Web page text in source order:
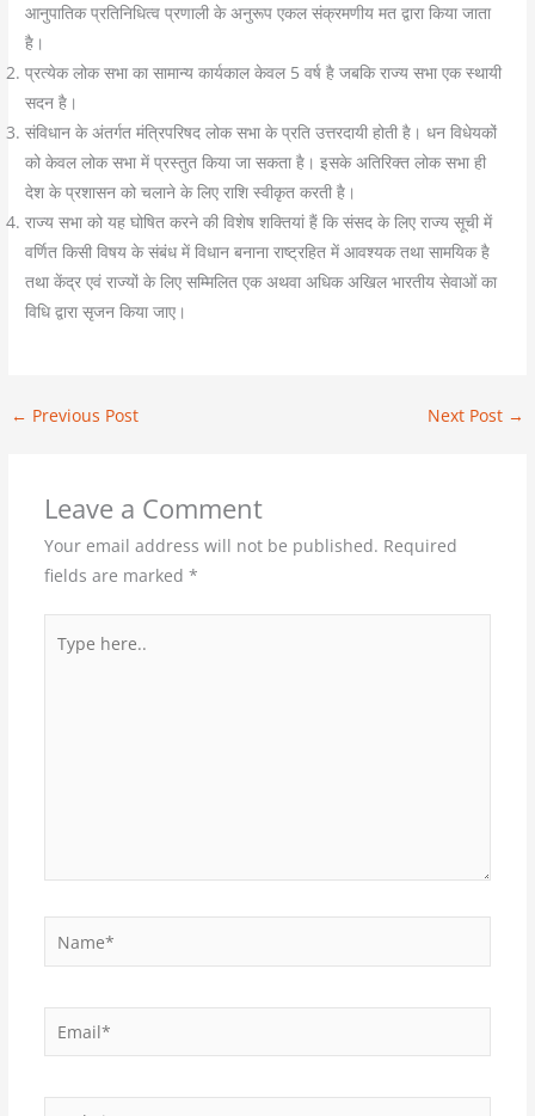
आनुपातिक प्रतिनिधित्व प्रणाली के अनुरूप एकल संक्रमणीय मत द्वारा किया जाता
है।
प्रत्येक लोक सभा का सामान्य कार्यकाल केवल 5 वर्ष है जबकि राज्य सभा एक स्थायी
सदन है।
संविधान के अंतर्गत मंत्रिपरिषद लोक सभा के प्रति उत्तरदायी होती है। धन विधेयकों
को केवल लोक सभा में प्रस्तुत किया जा सकता है। इसके अतिरिक्त लोक सभा ही
देश के प्रशासन को चलाने के लिए राशि स्वीकृत करती है।
राज्य सभा को यह घोषित करने की विशेष शक्तियां हैं कि संसद के लिए राज्य सूची में
वर्णित किसी विषय के संबंध में विधान बनाना राष्ट्रहित में आवश्यक तथा सामयिक है
तथा केंद्र एवं राज्यों के लिए सम्मिलित एक अथवा अधिक अखिल भारतीय सेवाओं का
विधि द्वारा सृजन किया जाए।
← Previous Post Next Post →
Leave a Comment
Your email address will not be published. Required
fields are marked *
here..
Email*
Website